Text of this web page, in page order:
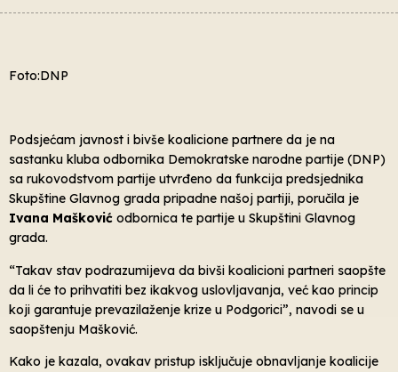
Foto:DNP
Podsjećam javnost i bivše koalicione partnere da je na
sastanku kluba odbornika Demokratske narodne partije (DNP)
sa rukovodstvom partije utvrđeno da funkcija predsjednika
Skupštine Glavnog grada pripadne našoj partiji, poručila je
Ivana Mašković odbornica te partije u Skupštini Glavnog
grada.
“Takav stav podrazumijeva da bivši koalicioni partneri saopšte
da li će to prihvatiti bez ikakvog uslovljavanja, već kao princip
koji garantuje prevazilaženje krize u Podgorici”, navodi se u
saopštenju Mašković.
Kako je kazala, ovakav pristup isključuje obnavljanje koalicije